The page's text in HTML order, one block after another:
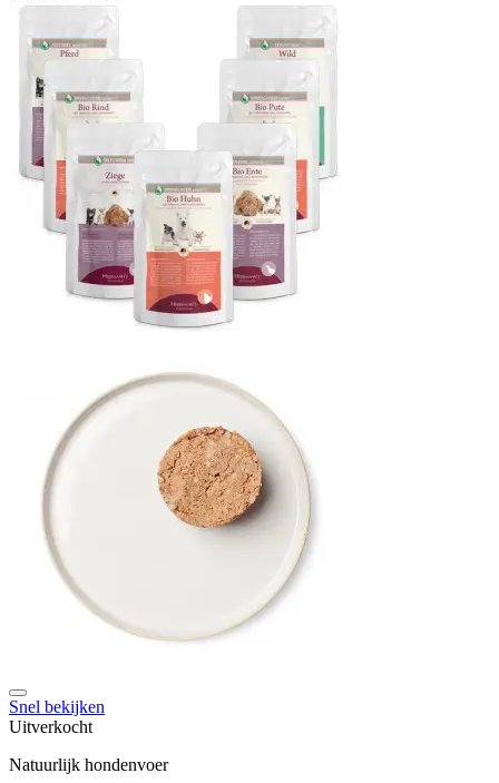
Snel bekijken
Uitverkocht
Natuurlijk hondenvoer